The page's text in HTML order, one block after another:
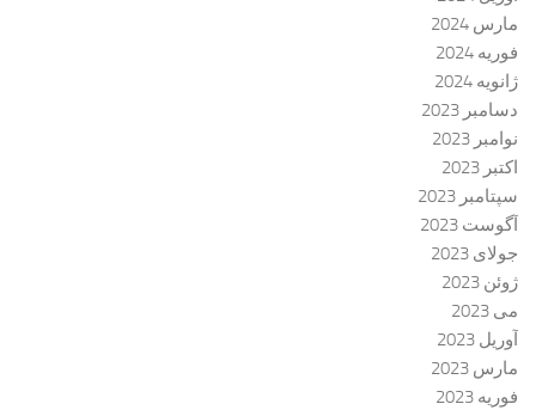
مارس 2024
فوریه 2024
ژانویه 2024
دسامبر 2023
نوامبر 2023
اکتبر 2023
سپتامبر 2023
آگوست 2023
جولای 2023
ژوئن 2023
می 2023
آوریل 2023
مارس 2023
فوریه 2023